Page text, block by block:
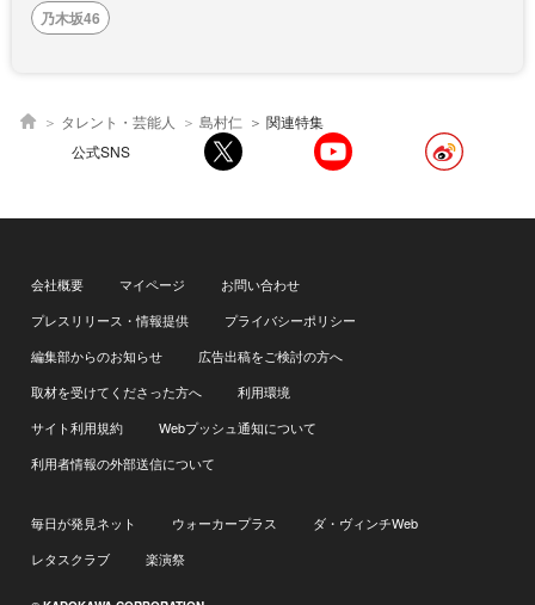
乃木坂46
タレント・芸能人 島村仁
関連特集
公式SNS
会社概要 マイページ
お問い合わせ
プレスリリース・情報提供
プライバシーポリシー
編集部からのお知らせ
広告出稿をご検討の方へ
取材を受けてくださった方へ
利用環境
サイト利用規約
Webプッシュ通知について
利用者情報の外部送信について
毎日が発見ネット ウォーカープラス
ダ・ヴィンチWeb
レタスクラブ
楽演祭